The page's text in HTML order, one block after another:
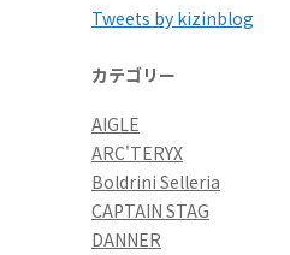
Tweets by kizinblog
カテゴリー
AIGLE
ARC'TERYX
Boldrini Selleria
CAPTAIN STAG
DANNER